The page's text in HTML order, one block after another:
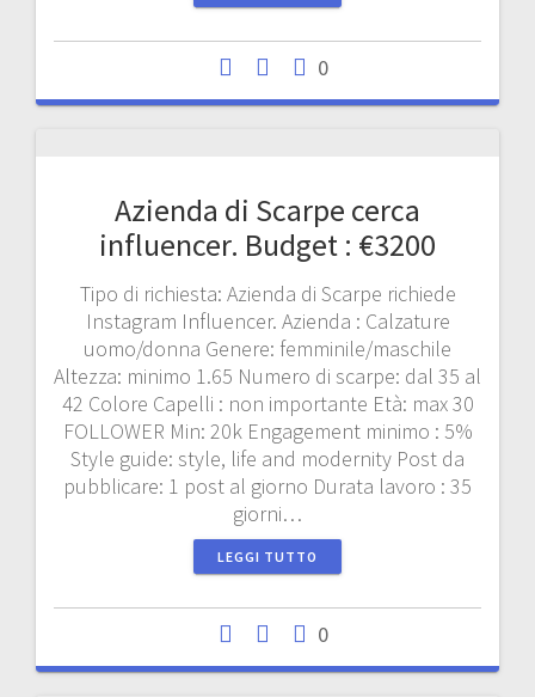
0
Azienda di Scarpe cerca
influencer. Budget : €3200
Tipo di richiesta: Azienda di Scarpe richiede
Instagram Influencer. Azienda : Calzature
uomo/donna Genere: femminile/maschile
Altezza: minimo 1.65 Numero di scarpe: dal 35 al
42 Colore Capelli : non importante Età: max 30
FOLLOWER Min: 20k Engagement minimo : 5%
Style guide: style, life and modernity Post da
pubblicare: 1 post al giorno Durata lavoro : 35
giorni…
LEGGI TUTTO
0